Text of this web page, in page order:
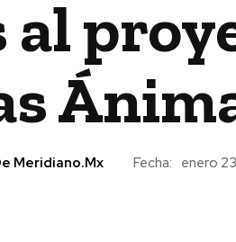
Meridiano.mx Fecha: enero